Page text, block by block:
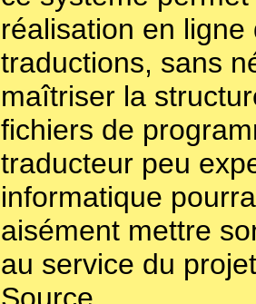
réalisation en ligne
traductions, sans
maîtriser la
fichiers de
traducteur peu
informatique
aisément mettre
au service du